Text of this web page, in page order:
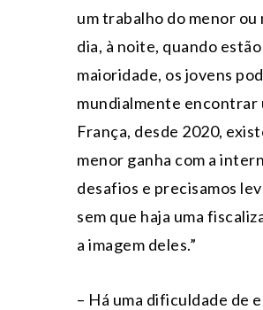
um trabalho do menor ou
dia, à noite, quando
maioridade, os jovens
mundialmente encontrar
França, desde 2020,
menor ganha com a
desafios e precisamos
sem que haja uma
a imagem deles.”
– Há uma dificuldade de